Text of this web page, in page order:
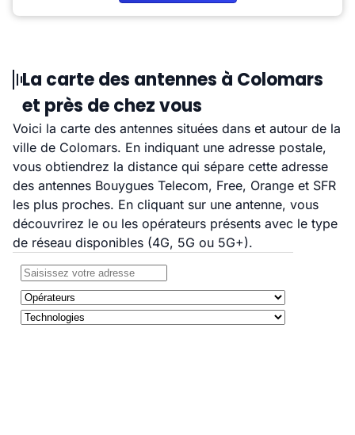
La carte des antennes à Colomars
et près de chez vous
Voici la carte des antennes situées dans et autour de la
ville de Colomars. En indiquant une adresse postale,
vous obtiendrez la distance qui sépare cette adresse
des antennes Bouygues Telecom, Free, Orange et SFR
les plus proches. En cliquant sur une antenne, vous
découvrirez le ou les opérateurs présents avec le type
de réseau disponibles (4G, 5G ou 5G+).